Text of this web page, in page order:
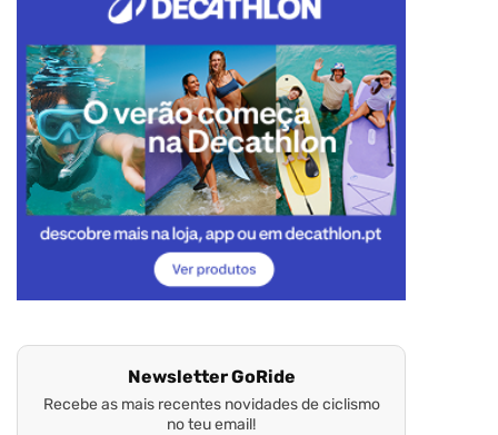
Newsletter GoRide
Recebe as mais recentes novidades de ciclismo
no teu email!